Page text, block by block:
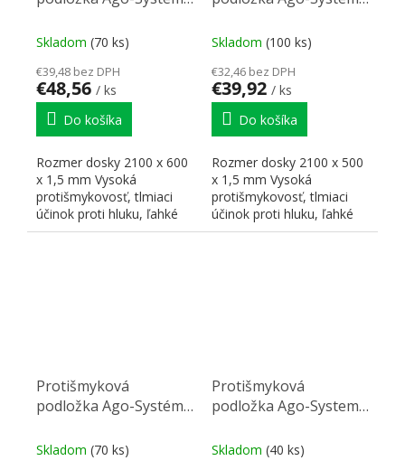
Skladom (70 ks)
€39,48 bez DPH
€48,56 / ks
Do košíka
Rozmer dosky 2100 x 600
x 1,5 mm Vysoká
protišmykovosť, tlmiaci
účinok proti hluku, ľahké
formátovanie.
Skladom (100 ks)
€32,46 bez DPH
€39,92 / ks
Do košíka
Rozmer dosky 2100 x 500
x 1,5 mm Vysoká
protišmykovosť, tlmiaci
účinok proti hluku, ľahké
formátovanie.
Protišmyková
podložka Ago-Systém
2100x500mm
Skladom (70 ks)
Protišmyková
podložka Ago-System
strieborná 681x474mm
Skladom (40 ks)